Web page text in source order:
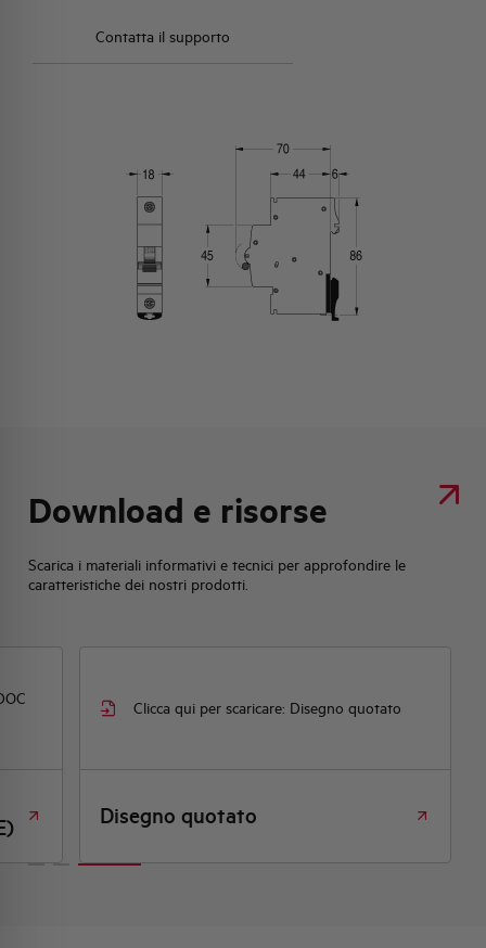
Contatta il supporto
Download e risorse
Scarica i materiali informativi e tecnici per approfondire le
caratteristiche dei nostri prodotti.
DOC
CE)
Clicca qui per scaricare: Disegno quotato
Disegno quotato